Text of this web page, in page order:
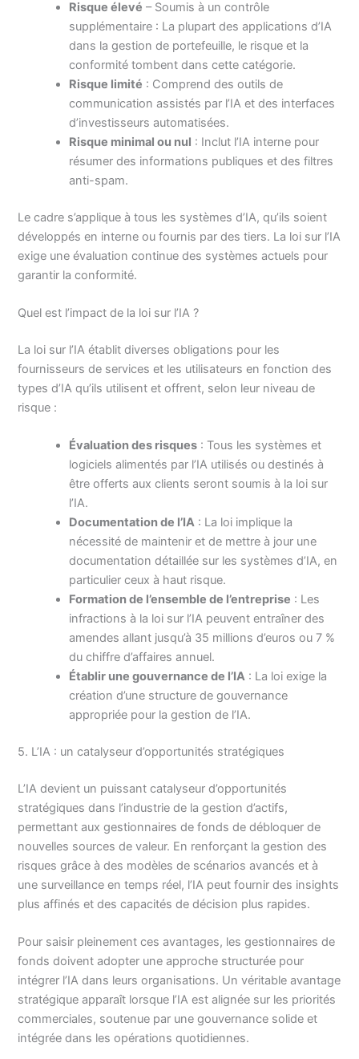
Risque élevé – Soumis à un contrôle
supplémentaire : La plupart des applications d’IA
dans la gestion de portefeuille, le risque et la
conformité tombent dans cette catégorie.
Risque limité : Comprend des outils de
communication assistés par l’IA et des interfaces
d’investisseurs automatisées.
Risque minimal ou nul : Inclut l’IA interne pour
résumer des informations publiques et des filtres
anti-spam.
Le cadre s’applique à tous les systèmes d’IA, qu’ils soient
développés en interne ou fournis par des tiers. La loi sur l’IA
exige une évaluation continue des systèmes actuels pour
garantir la conformité.
Quel est l’impact de la loi sur l’IA ?
La loi sur l’IA établit diverses obligations pour les
fournisseurs de services et les utilisateurs en fonction des
types d’IA qu’ils utilisent et offrent, selon leur niveau de
risque :
Évaluation des risques : Tous les systèmes et
logiciels alimentés par l’IA utilisés ou destinés à
être offerts aux clients seront soumis à la loi sur
l’IA.
Documentation de l’IA : La loi implique la
nécessité de maintenir et de mettre à jour une
documentation détaillée sur les systèmes d’IA, en
particulier ceux à haut risque.
Formation de l’ensemble de l’entreprise : Les
infractions à la loi sur l’IA peuvent entraîner des
amendes allant jusqu’à 35 millions d’euros ou 7 %
du chiffre d’affaires annuel.
Établir une gouvernance de l’IA : La loi exige la
création d’une structure de gouvernance
appropriée pour la gestion de l’IA.
5. L’IA : un catalyseur d’opportunités stratégiques
L’IA devient un puissant catalyseur d’opportunités
stratégiques dans l’industrie de la gestion d’actifs,
permettant aux gestionnaires de fonds de débloquer de
nouvelles sources de valeur. En renforçant la gestion des
risques grâce à des modèles de scénarios avancés et à
une surveillance en temps réel, l’IA peut fournir des insights
plus affinés et des capacités de décision plus rapides.
Pour saisir pleinement ces avantages, les gestionnaires de
fonds doivent adopter une approche structurée pour
intégrer l’IA dans leurs organisations. Un véritable avantage
stratégique apparaît lorsque l’IA est alignée sur les priorités
commerciales, soutenue par une gouvernance solide et
intégrée dans les opérations quotidiennes.